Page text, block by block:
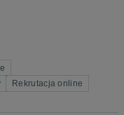
Rekrutacja online